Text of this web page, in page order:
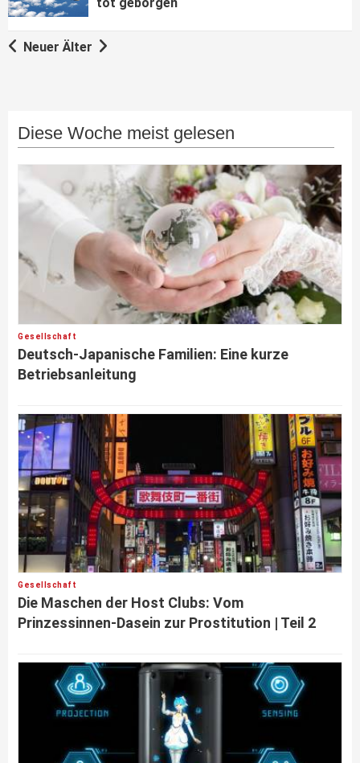
Neuer Älter
Diese Woche meist gelesen
Gesellschaft
Deutsch-Japanische Familien: Eine kurze
Betriebsanleitung
Gesellschaft
Die Maschen der Host Clubs: Vom
Prinzessinnen-Dasein zur Prostitution | Teil 2